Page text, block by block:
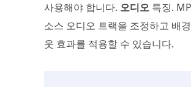
사용해야 합니다. 오디오 특징.
소스 오디오 트랙을 조정하고 배
웃 효과를 적용할 수 있습니다.